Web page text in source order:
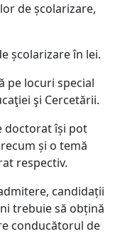
de școlarizare,
școlarizare în lei.
pe locuri special
şi Cercetării.
doctorat își pot
și o temă
respectiv.
candidații
trebuie să obțină
conducătorul de